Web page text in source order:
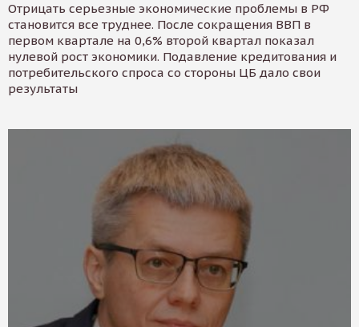
Отрицать серьезные экономические проблемы в РФ
становится все труднее. После сокращения ВВП в
первом квартале на 0,6% второй квартал показал
нулевой рост экономики. Подавление кредитования и
потребительского спроса со стороны ЦБ дало свои
результаты